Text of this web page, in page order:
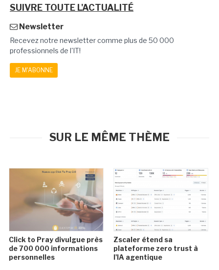
SUIVRE TOUTE L'ACTUALITÉ
Newsletter
Recevez notre newsletter comme plus de 50 000
professionnels de l'IT!
JE M'ABONNE
SUR LE MÊME THÈME
Click to Pray divulgue près
de 700 000 informations
personnelles
Zscaler étend sa
plateforme zero trust à
l'IA agentique